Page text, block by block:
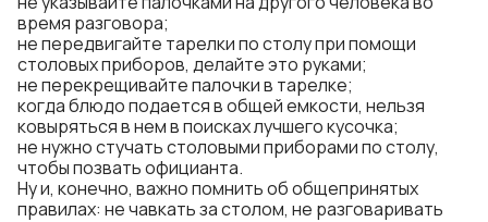
время разговора;
не передвигайте тарелки по столу при помощи
столовых приборов, делайте это руками;
не перекрещивайте палочки в тарелке;
когда блюдо подается в общей емкости, нельзя
ковыряться в нем в поисках лучшего кусочка;
не нужно стучать столовыми приборами по столу,
чтобы позвать официанта.
Ну и, конечно, важно помнить об общепринятых
правилах: не чавкать за столом, не разговаривать